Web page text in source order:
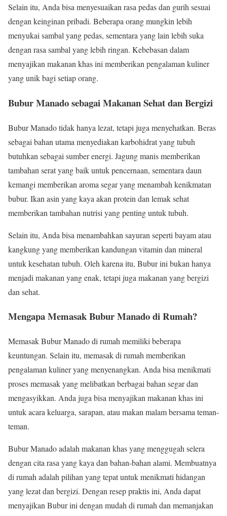
Selain itu, Anda bisa menyesuaikan rasa pedas dan gurih sesuai
dengan keinginan pribadi. Beberapa orang mungkin lebih
menyukai sambal yang pedas, sementara yang lain lebih suka
dengan rasa sambal yang lebih ringan. Kebebasan dalam
menyajikan makanan khas ini memberikan pengalaman kuliner
yang unik bagi setiap orang.
Bubur Manado sebagai Makanan Sehat dan Bergizi
Bubur Manado tidak hanya lezat, tetapi juga menyehatkan. Beras
sebagai bahan utama menyediakan karbohidrat yang tubuh
butuhkan sebagai sumber energi. Jagung manis memberikan
tambahan serat yang baik untuk pencernaan, sementara daun
kemangi memberikan aroma segar yang menambah kenikmatan
bubur. Ikan asin yang kaya akan protein dan lemak sehat
memberikan tambahan nutrisi yang penting untuk tubuh.
Selain itu, Anda bisa menambahkan sayuran seperti bayam atau
kangkung yang memberikan kandungan vitamin dan mineral
untuk kesehatan tubuh. Oleh karena itu, Bubur ini bukan hanya
menjadi makanan yang enak, tetapi juga makanan yang bergizi
dan sehat.
Mengapa Memasak Bubur Manado di Rumah?
Memasak Bubur Manado di rumah memiliki beberapa
keuntungan. Selain itu, memasak di rumah memberikan
pengalaman kuliner yang menyenangkan. Anda bisa menikmati
proses memasak yang melibatkan berbagai bahan segar dan
mengasyikkan. Anda juga bisa menyajikan makanan khas ini
untuk acara keluarga, sarapan, atau makan malam bersama teman-
teman.
Bubur Manado adalah makanan khas yang menggugah selera
dengan cita rasa yang kaya dan bahan-bahan alami. Membuatnya
di rumah adalah pilihan yang tepat untuk menikmati hidangan
yang lezat dan bergizi. Dengan resep praktis ini, Anda dapat
menyajikan Bubur ini dengan mudah di rumah dan memanjakan